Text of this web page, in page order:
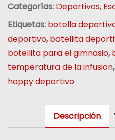
Categorías: Deportivos,
Etiquetas: botella
deportivo,botellita
botellita para el gimnasio,
temperatura de la infusion,
hoppy deportivo
Descripción